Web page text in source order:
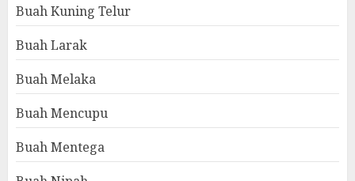
Buah Kuning Telur
Buah Larak
Buah Melaka
Buah Mencupu
Buah Mentega